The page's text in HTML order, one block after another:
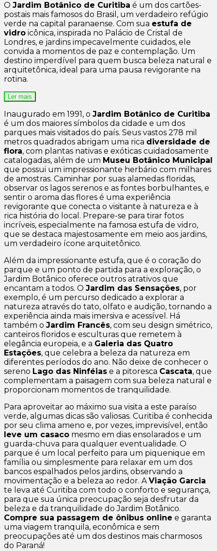
O Jardim Botânico de Curitiba é um dos cartões-
postais mais famosos do Brasil, um verdadeiro refúgio
verde na capital paranaense. Com sua estufa de
vidro icônica, inspirada no Palácio de Cristal de
Londres, e jardins impecavelmente cuidados, ele
convida a momentos de paz e contemplação. Um
destino imperdível para quem busca beleza natural e
arquitetônica, ideal para uma pausa revigorante na
rotina.
Ler mais
Inaugurado em 1991, o Jardim Botânico de Curitiba
é um dos maiores símbolos da cidade e um dos
parques mais visitados do país. Seus vastos 278 mil
metros quadrados abrigam uma rica diversidade de
flora, com plantas nativas e exóticas cuidadosamente
catalogadas, além de um Museu Botânico Municipal
que possui um impressionante herbário com milhares
de amostras. Caminhar por suas alamedas floridas,
observar os lagos serenos e as fontes borbulhantes, e
sentir o aroma das flores é uma experiência
revigorante que conecta o visitante à natureza e à
rica história do local. Prepare-se para tirar fotos
incríveis, especialmente na famosa estufa de vidro,
que se destaca majestosamente em meio aos jardins,
um verdadeiro ícone arquitetônico.
Além da impressionante estufa, que é o coração do
parque e um ponto de partida para a exploração, o
Jardim Botânico oferece outros atrativos que
encantam a todos. O Jardim das Sensações, por
exemplo, é um percurso dedicado a explorar a
natureza através do tato, olfato e audição, tornando a
experiência ainda mais imersiva e acessível. Há
também o Jardim Francês, com seu design simétrico,
canteiros floridos e esculturas que remetem à
elegância europeia, e a Galeria das Quatro
Estações, que celebra a beleza da natureza em
diferentes períodos do ano. Não deixe de conhecer o
sereno Lago das Ninféias e a pitoresca Cascata, que
complementam a paisagem com sua beleza natural e
proporcionam momentos de tranquilidade.
Para aproveitar ao máximo sua visita a este paraíso
verde, algumas dicas são valiosas. Curitiba é conhecida
por seu clima ameno e, por vezes, imprevisível, então
leve um casaco mesmo em dias ensolarados e um
guarda-chuva para qualquer eventualidade. O
parque é um local perfeito para um piquenique em
família ou simplesmente para relaxar em um dos
bancos espalhados pelos jardins, observando a
movimentação e a beleza ao redor. AViação Garcia
te leva até Curitiba com todo o conforto e segurança,
para que sua única preocupação seja desfrutar da
beleza e da tranquilidade do Jardim Botânico.
Compre sua passagem de ônibus online e garanta
uma viagem tranquila, econômica e sem
preocupações até um dos destinos mais charmosos
do Paraná!